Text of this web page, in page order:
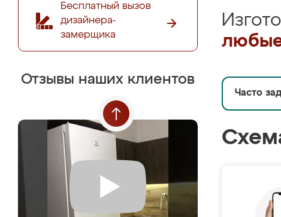
Бесплатный вызов
дизайнера-
замерщика
Отзывы наших клиентов
Часто